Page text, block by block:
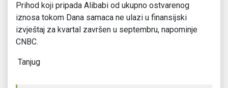
Prihod koji pripada Alibabi od ukupno ostvarenog
iznosa tokom Dana samaca ne ulazi u finansijski
izvještaj za kvartal završen u septembru, napominje
CNBC.
Tanjug